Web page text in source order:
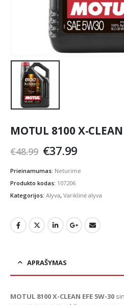
MOTUL 8100 X-
€48.99 Original
was:
€48.99.
€37.99Current
is:
Prieinamumas: Neturime
Produkto kodas: 107206
Kategorijos: Alyva, Variklinė alyva
APRAŠYMAS
MOTUL 8100 X-CLEAN EFE 5W-30